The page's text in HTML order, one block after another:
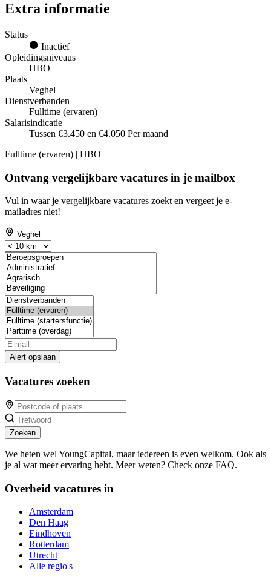
Extra informatie
Status
Inactief
Opleidingsniveaus
HBO
Plaats
Veghel
Dienstverbanden
Fulltime (ervaren)
Salarisindicatie
Tussen €3.450 en €4.050 Per maand
Fulltime (ervaren) | HBO
Ontvang vergelijkbare vacatures in je mailbox
Vul in waar je vergelijkbare vacatures zoekt en vergeet je e-
mailadres niet!
Alert opslaan
Vacatures zoeken
Zoeken
We heten wel YoungCapital, maar iedereen is even welkom. Ook als
je al wat meer ervaring hebt. Meer weten? Check onze FAQ.
Overheid vacatures in
Amsterdam
Den Haag
Eindhoven
Rotterdam
Utrecht
Alle regio's